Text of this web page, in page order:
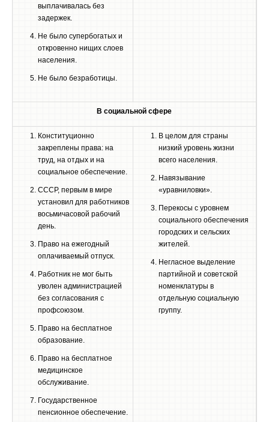
выплачивалась без
задержек.
Не было супербогатых и
откровенно нищих слоев
населения.
Не было безработицы.
В социальной сфере
Конституционно
закреплены права: на
труд, на отдых и на
социальное обеспечение.
СССР, первым в мире
установил для работников
восьмичасовой рабочий
день.
Право на ежегодный
оплачиваемый отпуск.
Работник не мог быть
уволен администрацией
без согласования с
профсоюзом.
Право на бесплатное
образование.
Право на бесплатное
медицинское
обслуживание.
Государственное
пенсионное обеспечение.
В целом для страны
низкий уровень жизни
всего населения.
Навязывание
«уравниловки».
Перекосы с уровнем
социального обеспечения
городских и сельских
жителей.
Негласное выделение
партийной и советской
номенклатуры в
отдельную социальную
группу.